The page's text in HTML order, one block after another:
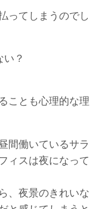
ってしまうのでし
？
ことも心理的な理
間働いているサラ
ィスは夜になって
、夜景のきれいな